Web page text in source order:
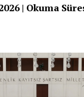
| Okuma